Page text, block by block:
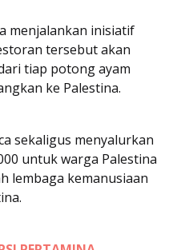
menjalankan inisiatif
tersebut akan
tiap potong ayam
ke Palestina.
sekaligus menyalurkan
untuk warga Palestina
lembaga kemanusiaan